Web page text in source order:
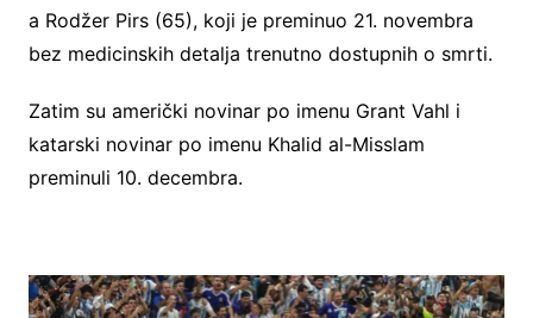
a Rodžer Pirs (65), koji je preminuo 21. novembra
bez medicinskih detalja trenutno dostupnih o smrti.
Zatim su američki novinar po imenu Grant Vahl i
katarski novinar po imenu Khalid al-Misslam
preminuli 10. decembra.